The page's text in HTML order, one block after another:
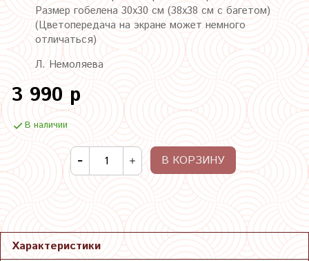
Размер гобелена 30х30 см (38х38 см с багетом)
(Цветопередача на экране может немного
отличаться)
Л. Немоляева
3 990 р
В наличии
В КОРЗИНУ
Характеристики